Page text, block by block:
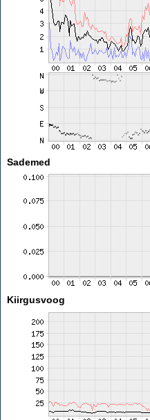
Sademed
Kiirgusvoog